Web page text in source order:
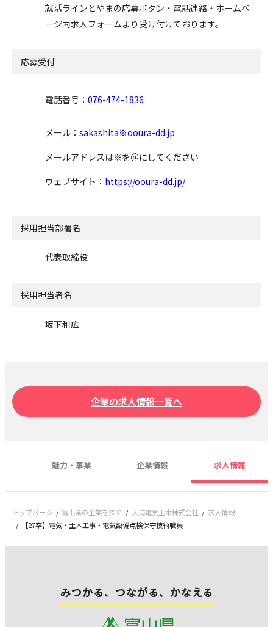
就活ラインとやまの応募ボタン・電話連絡・ホームペ
ージ内求人フォームより受け付けております。
応募受付
電話番号： 076-474-1836
メール： sakashita※ooura-dd.jp
メールアドレスは※を＠にしてください
ウェブサイト： https://ooura-dd.jp/
採用担当部署名
代表取締役
採用担当者名
坂下和広
企業の求人情報一覧へ
魅力・事業 企業情報 求人情報
トップページ 富山県の企業を探す 大浦電気土木株式会社
求人情報
【27卒】電気・土木工事・電気設備点検保守技術職員
みつかる、つながる、かなえる